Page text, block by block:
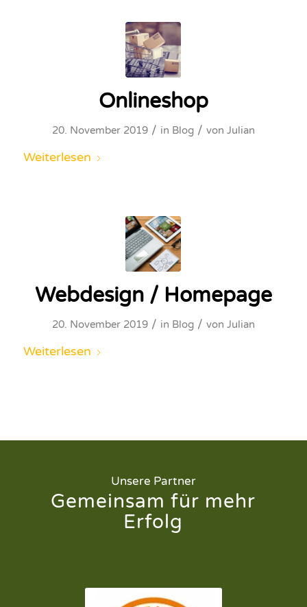
Onlineshop
20. November 2019 / in Blog / von Julian
Weiterlesen
Webdesign / Homepage
20. November 2019 / in Blog / von Julian
Weiterlesen
Unsere Partner
Gemeinsam für mehr
Erfolg